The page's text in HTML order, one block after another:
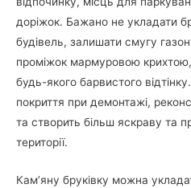
доріжок. Бажано не укладати
будівель, залишати смугу
проміжок мармуровою
будь-якого барвистого
покриття при демонтажі,
та створить більш яскраву та
території.
Кам’яну бруківку можна